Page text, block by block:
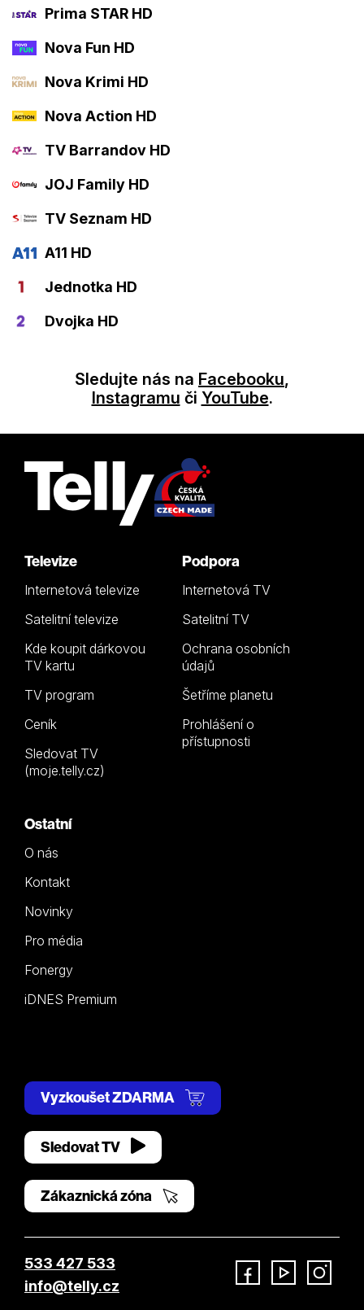
Prima STAR HD
Nova Fun HD
Nova Krimi HD
Nova Action HD
TV Barrandov HD
JOJ Family HD
TV Seznam HD
A11 HD
Jednotka HD
Dvojka HD
Sledujte nás na Facebooku,
Instagramu či YouTube.
Televize
Internetová televize
Satelitní televize
Kde koupit dárkovou
TV kartu
TV program
Ceník
Sledovat TV
(moje.telly.cz)
Podpora
Internetová TV
Satelitní TV
Ochrana osobních
údajů
Šetříme planetu
Prohlášení o
přístupnosti
Ostatní
O nás
Kontakt
Novinky
Pro média
Fonergy
iDNES Premium
Vyzkoušet ZDARMA
Sledovat TV
Zákaznická zóna
533 427 533
info@telly.cz